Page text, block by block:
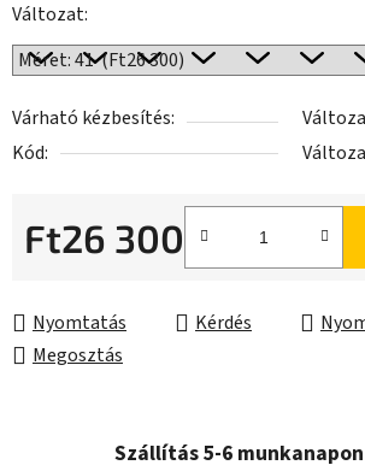
Változat:
Várható kézbesítés:
Kód:
Ft26 300
Nyomtatás Kérdés
Megosztás
Szállítás 5-6